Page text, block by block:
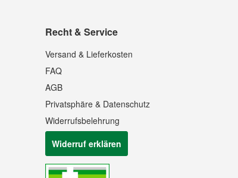
Recht & Service
Versand & Lieferkosten
FAQ
AGB
Privatsphäre & Datenschutz
Widerrufsbelehrung
Widerruf erklären